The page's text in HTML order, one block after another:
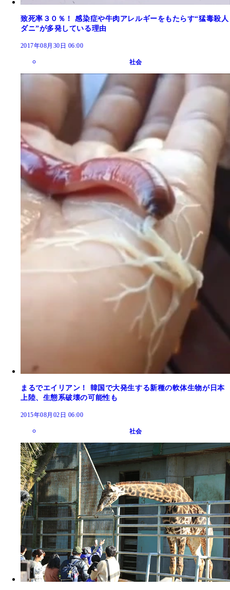
致死率３０％！ 感染症や牛肉アレルギーをもたらす“猛毒殺人
ダニ”が多発している理由
2017年08月30日 06:00
社会
まるでエイリアン！ 韓国で大発生する新種の軟体生物が日本
上陸、生態系破壊の可能性も
2015年08月02日 06:00
社会